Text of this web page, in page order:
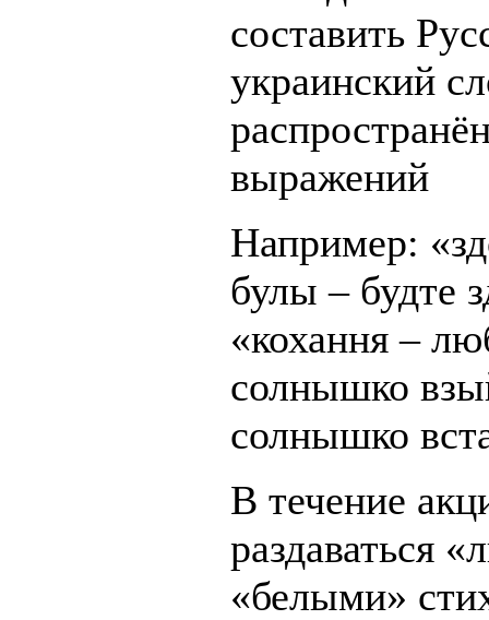
составить
украинский
выражений
Например:
булы – будте
«кохання –
солнышко
солнышко
В течение
раздаваться
«белыми»